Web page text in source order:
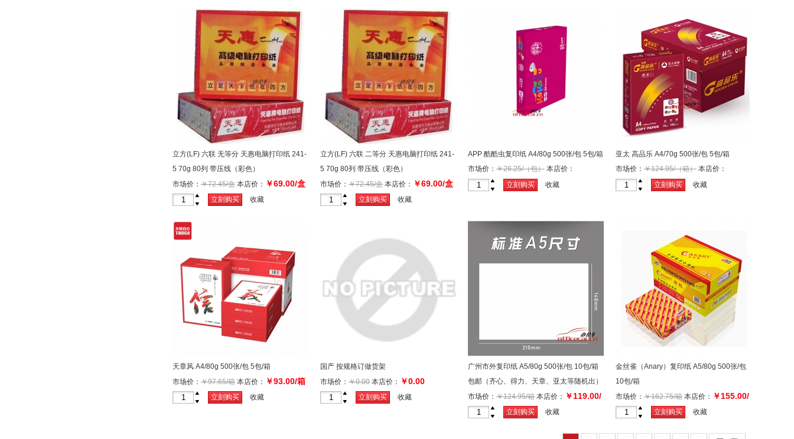
立方(LF) 六联 无等分 天惠电脑打印纸 241-
5 70g 80列 带压线（彩色）
市场价： ￥72.45/盒 本店价： ￥69.00/盒
-
立刻购买 收藏
立方(LF) 六联 二等分 天惠电脑打印纸 241-
5 70g 80列 带压线（彩色）
市场价： ￥72.45/盒 本店价： ￥69.00/盒
-
立刻购买 收藏
APP 酷酷虫复印纸 A4/80g 500张/包 5包/箱
市场价： ￥26.25/（包） 本店价：
￥25.00/（包）
-
立刻购买 收藏
亚太 高品乐 A4/70g 500张/包 5包/箱
市场价： ￥124.95/（箱） 本店价：
￥119.00/（箱）
-
立刻购买 收藏
天章风 A4/80g 500张/包 5包/箱
市场价： ￥97.65/箱 本店价： ￥93.00/箱
-
立刻购买 收藏
国产 按规格订做货架
市场价： ￥0.00 本店价： ￥0.00
-
立刻购买 收藏
广州市外复印纸 A5/80g 500张/包 10包/箱
包邮（齐心、得力、天章、亚太等随机出）
市场价： ￥124.95/箱 本店价： ￥119.00/
-
立刻购买 收藏
金丝雀（Anary）复印纸 A5/80g 500张/包
10包/箱
市场价： ￥162.75/箱 本店价： ￥155.00/
-
立刻购买 收藏